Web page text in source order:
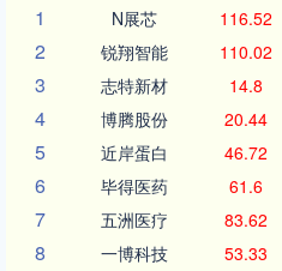
1
N展芯 116.52
2 锐翔智能 110.02
3 志特新材 14.8
4 博腾股份 20.44
5 近岸蛋白 46.72
6 毕得医药 61.6
7 五洲医疗 83.62
8 一博科技 53.33